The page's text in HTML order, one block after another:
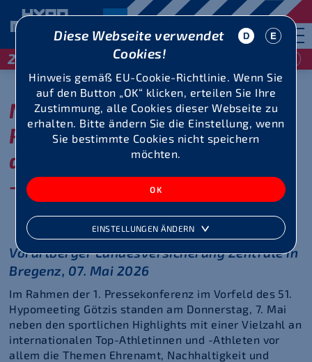
Diese Webseite verwendet
Cookies!
Hinweis gemäß EU-Cookie-Richtlinie. Wenn Sie
auf den Button „OK“ klicken, erteilen Sie Ihre
Zustimmung, alle Cookies dieser Webseite zu
erhalten. Bitte ändern Sie die Einstellung, wenn
Sie bestimmte Cookies nicht speichern
möchten.
EINSTELLUNGEN ÄNDERN
29 / 30 Mai 2027
Nachlese: 1.
Pressekonferenz im Vorfeld
des 51. Hypomeeting Götzis
– 7. Mai 2026
Vorarlberger Landesversicherung Zentrale in
Bregenz, 07. Mai 2026
Im Rahmen der 1. Pressekonferenz im Vorfeld des 51.
Hypomeeting Götzis standen am Donnerstag, 7. Mai
neben den sportlichen Highlights mit einer Vielzahl an
internationalen Top-Athletinnen und -Athleten vor
allem die Themen Ehrenamt, Nachhaltigkeit und